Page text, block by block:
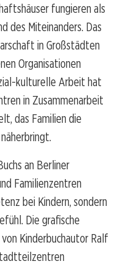
fungieren als
des Miteinanders. Das
in Großstädten
Organisationen
kulturelle Arbeit hat
in Zusammenarbeit
das Familien die
an Berliner
Familienzentren
bei Kindern, sondern
Die grafische
Kinderbuchautor Ralf